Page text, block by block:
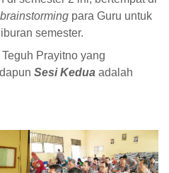
brainstorming para Guru untuk
semester.
Prayitno yang
Sesi Kedua adalah